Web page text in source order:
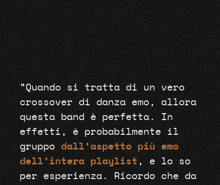
“Quando si tratta di un vero
crossover di danza emo, allora
questa band è perfetta. In
effetti, è probabilmente il
gruppo dall’aspetto più emo
dell’intera playlist , e lo so
per esperienza. Ricordo che da